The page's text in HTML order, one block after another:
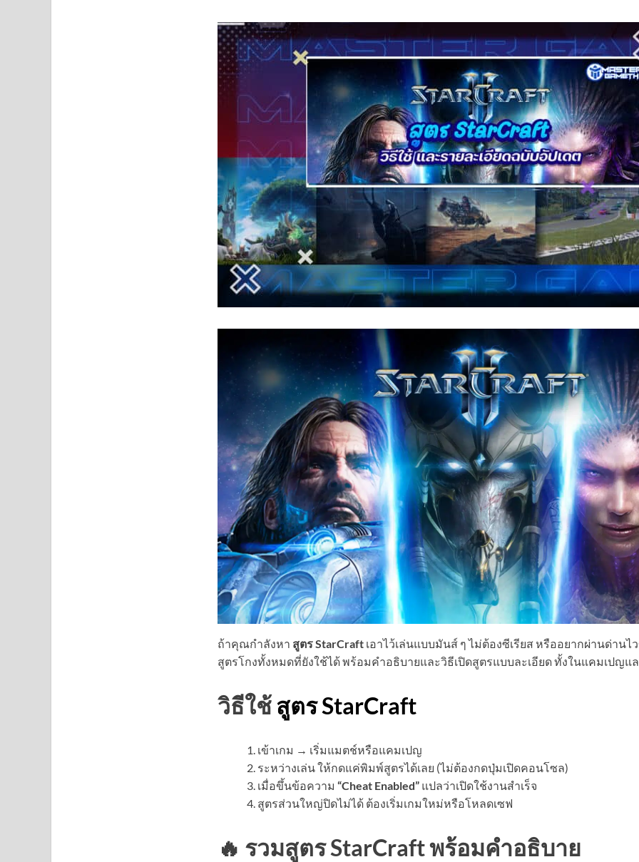
ถ้าคุณกำลังหา สูตร StarCraftเอาไว้เล่นแบบมันส์ ๆ ไม่ต้องซีเรียส หรืออยากผ่านด่าน
สูตรโกงทั้งหมดที่ยังใช้ได้ พร้อมคำอธิบายและวิธีเปิดสูตรแบบละเอียด ทั้งในแคมเปญแ
วิธีใช้สูตร StarCraft
เข้าเกม → เริ่มแมตช์หรือแคมเปญ
ระหว่างเล่น ให้กดแค่พิมพ์สูตรได้เลย (ไม่ต้องกดปุ่มเปิดคอนโซล)
เมื่อขึ้นข้อความ “Cheat Enabled”แปลว่าเปิดใช้งานสำเร็จ
สูตรส่วนใหญ่ปิดไม่ได้ ต้องเริ่มเกมใหม่หรือโหลดเซฟ
🔥 รวมสูตร StarCraft พร้อมคำอธิบาย